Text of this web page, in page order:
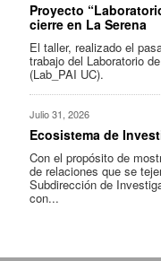
Proyecto
cierre en La Serena
El taller, realizado el
trabajo del Laboratorio
(Lab_PAI UC).
Julio 31, 2026
Ecosistema de
Con el propósito de
de relaciones que se
Subdirección de
con...